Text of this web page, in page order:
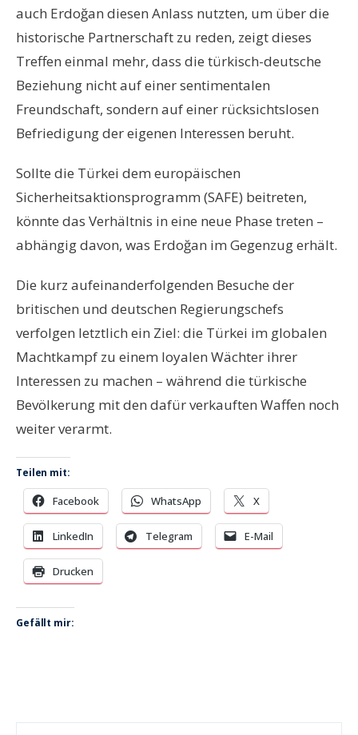
auch Erdoğan diesen Anlass nutzten, um über die
historische Partnerschaft zu reden, zeigt dieses
Treffen einmal mehr, dass die türkisch-deutsche
Beziehung nicht auf einer sentimentalen
Freundschaft, sondern auf einer rücksichtslosen
Befriedigung der eigenen Interessen beruht.
Sollte die Türkei dem europäischen
Sicherheitsaktionsprogramm (SAFE) beitreten,
könnte das Verhältnis in eine neue Phase treten –
abhängig davon, was Erdoğan im Gegenzug erhält.
Die kurz aufeinanderfolgenden Besuche der
britischen und deutschen Regierungschefs
verfolgen letztlich ein Ziel: die Türkei im globalen
Machtkampf zu einem loyalen Wächter ihrer
Interessen zu machen – während die türkische
Bevölkerung mit den dafür verkauften Waffen noch
weiter verarmt.
Teilen mit:
Facebook WhatsApp X
LinkedIn Telegram E-Mail
Drucken
Gefällt mir: